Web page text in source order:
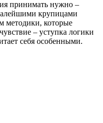
принимать нужно –
крупицами
методики, которые
– уступка логики
себя особенными.